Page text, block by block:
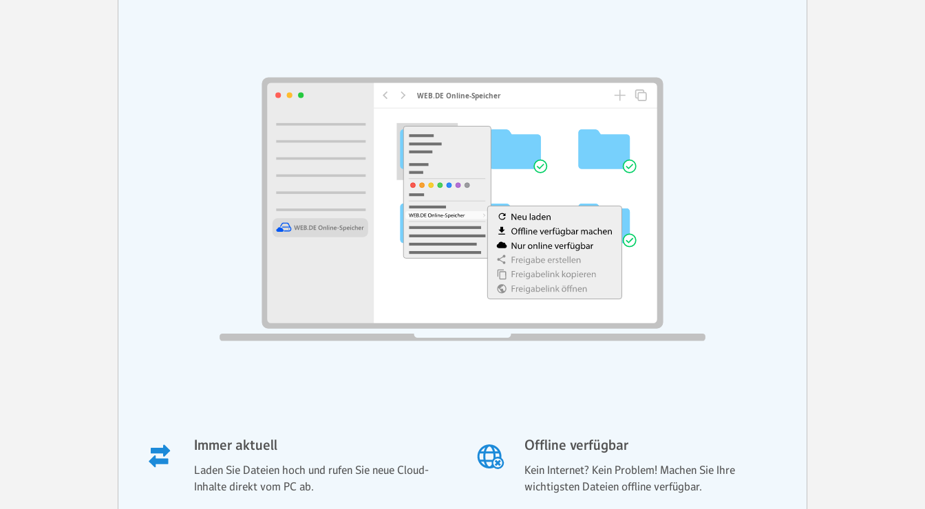
Immer aktuell
Laden Sie Dateien hoch und rufen Sie neue Cloud-
Inhalte direkt vom PC ab.
Offline verfügbar
Kein Internet? Kein Problem! Machen Sie Ihre
wichtigsten Dateien offline verfügbar.